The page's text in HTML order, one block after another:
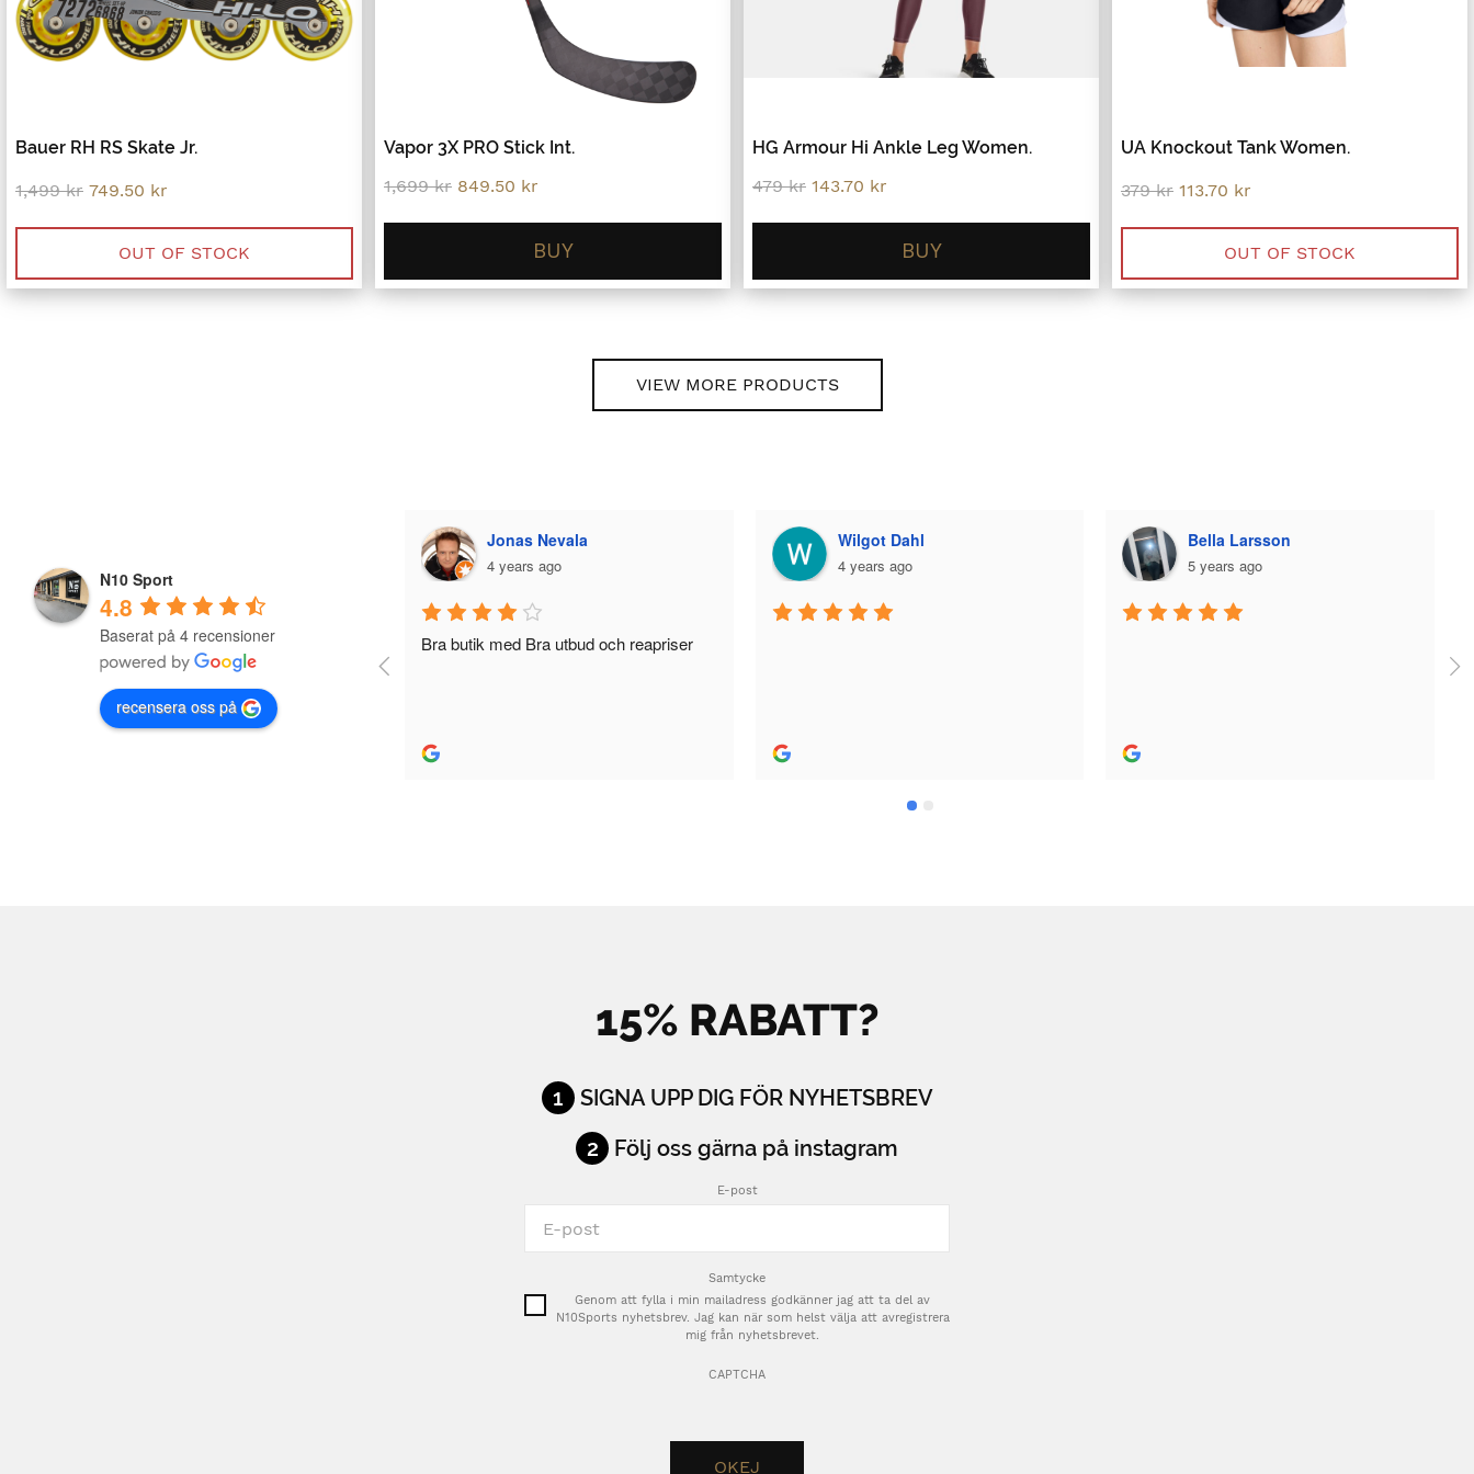
Bauer RH RS Skate Jr.
1,499kr Original
was:
1,499 kr.
749.50 kr
is:
749.50 kr.
OUT OF STOCK
Vapor 3X PRO Stick Int.
1,699kr Original
was:
849.50 kr
is:
849.50 kr.
BUY
HG Armour Hi Ankle Leg Women.
479kr Original
was:
143.70 kr
is:
143.70 kr.
BUY
UA Knockout Tank Women.
379kr Original
was:
379 kr.
113.70 kr
is:
113.70 kr.
OUT OF STOCK
VIEW MORE PRODUCTS
N10 Sport
4.8
Baserat på 4 recensioner
recensera oss på
Bra butik med Bra utbud och reapriser
Wilgot Dahl
4 years ago
Bella Larsson
5 years ago
Plazmo
5 years ago
15% RABATT?
1
SIGNA UPP DIG FÖR NYHETSBREV
2
Följ oss gärna på instagram
E-post
Samtycke
Genom att fylla i min mailadress godkänner jag att ta del av
N10Sports nyhetsbrev. Jag kan när som helst välja att avregistrera
mig från nyhetsbrevet.
CAPTCHA